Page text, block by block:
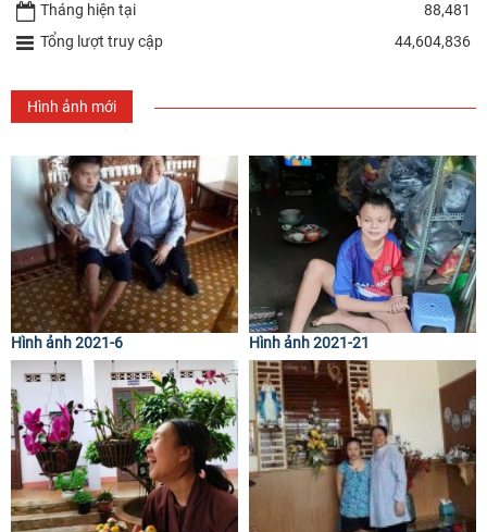
Tháng hiện tại
88,481
Tổng lượt truy cập
44,604,836
Hình ảnh mới
Hình ảnh 2021-6 Hình ảnh 2021-21